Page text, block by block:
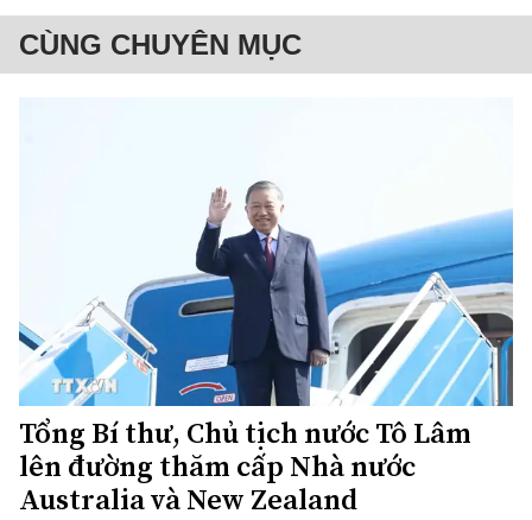
CÙNG CHUYÊN MỤC
Tổng Bí thư, Chủ tịch nước Tô Lâm
lên đường thăm cấp Nhà nước
Australia và New Zealand